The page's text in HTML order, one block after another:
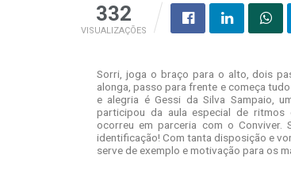
332
VISUALIZAÇÕES
Sorri, joga o braço para o alto, dois
alonga, passo para frente e começa
e alegria é Gessi da Silva Sampaio,
participou da aula especial de ritmos
ocorreu em parceria com o Conviver.
identificação! Com tanta disposição e
serve de exemplo e motivação para os